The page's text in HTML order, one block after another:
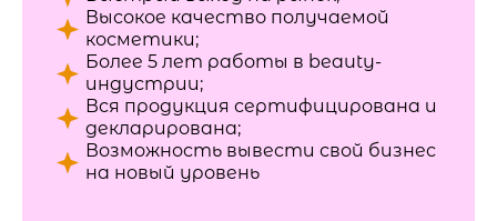
Высокое качество получаемой
косметики;
Более 5 лет работы в beauty-
индустрии;
Вся продукция сертифицирована и
декларирована;
Возможность вывести свой бизнес
на новый уровень